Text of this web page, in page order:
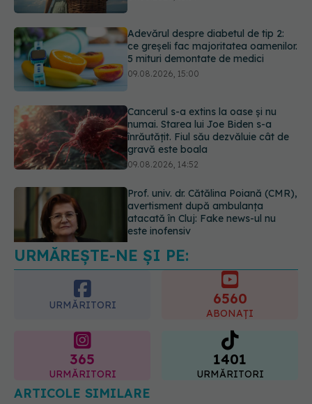
Cancerul s-a extins la oase și nu
numai. Starea lui Joe Biden s-a
înrăutățit. Fiul său dezvăluie cât de
Prof. univ. dr. Cătălina Poiană (CMR),
avertisment după ambulanța
atacată în Cluj: Fake news-ul nu
este inofensiv
Greșeala periculoasă făcută de
bolnavii de rinichi în timpul caniculei
09.08.2026, 16:00
URMĂREȘTE-NE ȘI PE:
URMĂRITORI
365 1401
URMĂRITORI
ARTICOLE SIMILARE